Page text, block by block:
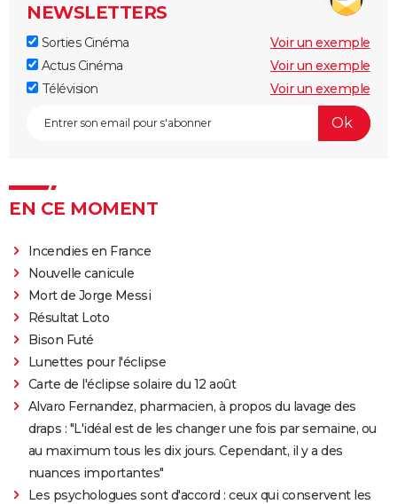
NEWSLETTERS
Sorties Cinéma
Voir un exemple
Actus Cinéma
Voir un exemple
Télévision
Voir un exemple
EN CE MOMENT
Incendies en France
Nouvelle canicule
Mort de Jorge Messi
Résultat Loto
Bison Futé
Lunettes pour l'éclipse
Carte de l'éclipse solaire du 12 août
Alvaro Fernandez, pharmacien, à propos du lavage des
draps : "L'idéal est de les changer une fois par semaine, ou
au maximum tous les dix jours. Cependant, il y a des
nuances importantes"
Les psychologues sont d'accord : ceux qui conservent les